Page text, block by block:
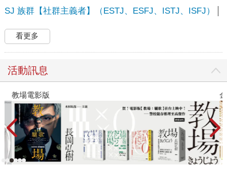
SJ 族群【社群主義者】（ESTJ、ESFJ、ISTJ、ISFJ）
看更多
活動訊息
教場電影版